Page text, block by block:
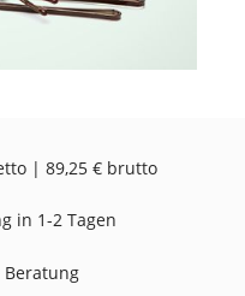
| 89,25 € brutto
in 1-2 Tagen
Beratung